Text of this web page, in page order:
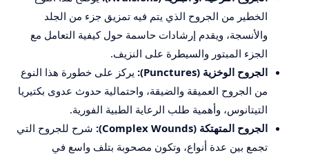
الخطير من الجروح الذي يتم فيه تمزيق جزء من الجلد
والأنسجة، ويقدم إرشادات حاسمة حول كيفية التعامل مع
الجزء المبتور والسيطرة على النزيف.
الجروح الوخزية (Punctures):
يركز على خطورة هذا النوع
من الجروح العميقة والضيقة، واحتمالية حدوث عدوى بكتيريا
التيتانوس، وأهمية طلب الرعاية الطبية الفورية.
الجروح المتهتكة (Complex Wounds):
شرح للجروح التي
تجمع بين عدة أنواع، وتكون مصحوبة بتلف واسع في